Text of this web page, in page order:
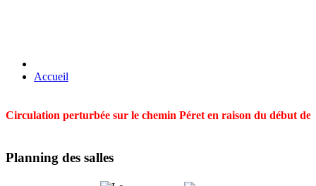
Accueil
Circulation perturbée sur le chemin Péret en raison du début
Planning des salles